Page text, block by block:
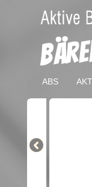
ABS